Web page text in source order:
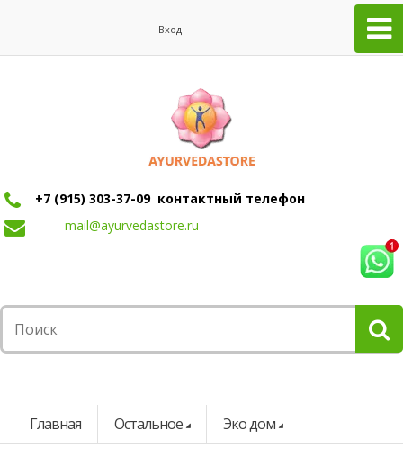
Вход
+7 (915) 303-37-09 контактный телефон
mail@ayurvedastore.ru
Главная Остальное Эко дом